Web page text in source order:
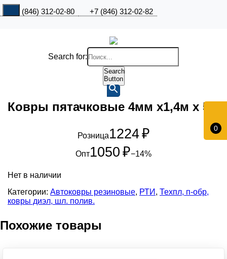
+7 (846) 312-02-80 +7 (846) 312-02-82
0
Search for:
Search
Button
Ковры пятачковые 4мм х1,4м х 5м
Розница1224₽
Опт1050 ₽−14%
Нет в наличии
Категории: Автоковры резиновые, РТИ , Техпл, п-обр,
ковры диэл, шл. полив.
Похожие товары